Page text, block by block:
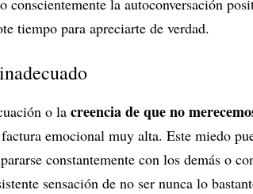
conscientemente la autoconversación
tiempo para apreciarte de verdad.
o la creencia de que no
emocional muy alta. Este miedo
constantemente con los demás o
sensación de no ser nunca lo